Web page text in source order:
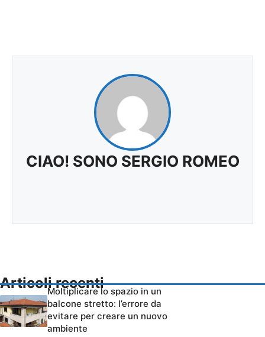
CIAO! SONO SERGIO ROMEO
Articoli recenti
Moltiplicare lo spazio in un
balcone stretto: l’errore da
evitare per creare un nuovo
ambiente